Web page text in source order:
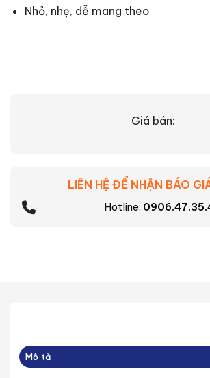
Nhỏ, nhẹ, dễ mang theo
Giá bán:
LIÊN HỆ ĐỂ NHẬN BÁO
Hotline:
Mô tả